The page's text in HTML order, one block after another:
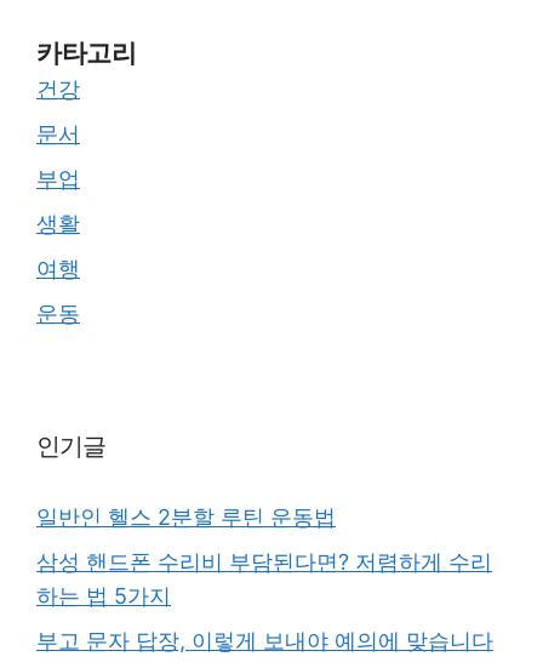
카타고리
건강
문서
부업
생활
여행
운동
인기글
일반인 헬스 2분할 루틴 운동법
삼성 핸드폰 수리비 부담된다면? 저렴하게 수리
하는 법 5가지
부고 문자 답장, 이렇게 보내야 예의에 맞습니다